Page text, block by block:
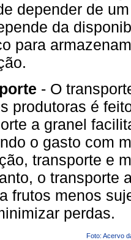
depender de
da
para
- O
produtoras é
a granel
o gasto com
transporte e
o transporte
frutos menos
perdas.
Foto: Acervo